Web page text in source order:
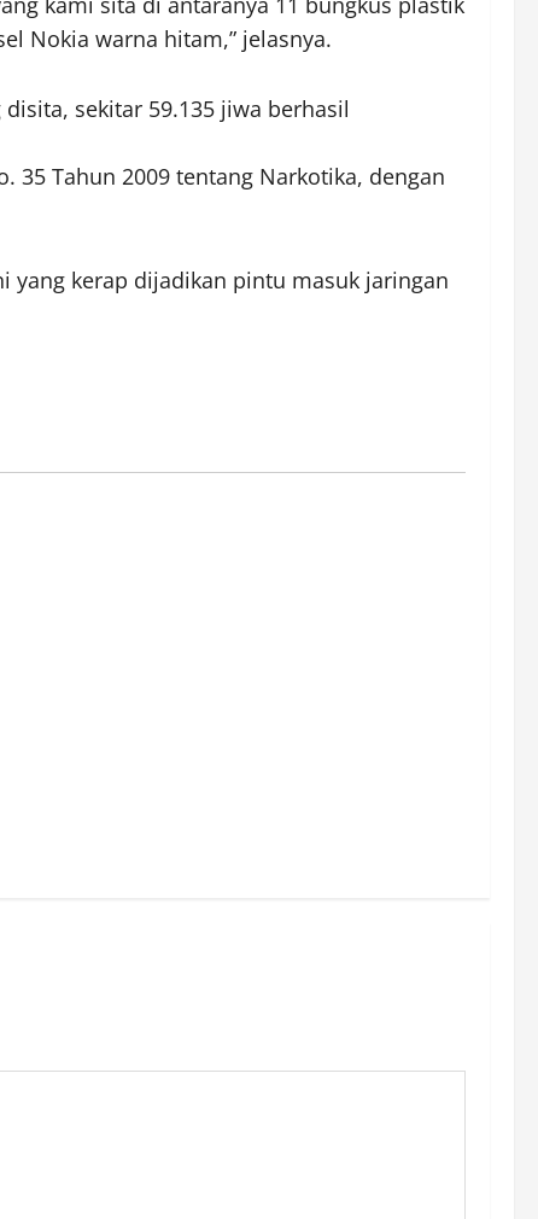
Nokia warna hitam,” jelasnya.
sekitar 59.135 jiwa berhasil
35 Tahun 2009 tentang Narkotika, dengan
yang kerap dijadikan pintu masuk jaringan